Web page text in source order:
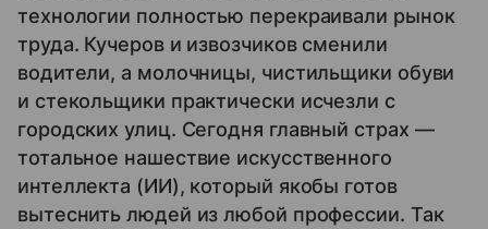
технологии полностью перекраивали рынок
труда. Кучеров и извозчиков сменили
водители, а молочницы, чистильщики обуви
и стекольщики практически исчезли с
городских улиц. Сегодня главный страх —
тотальное нашествие искусственного
интеллекта (ИИ), который якобы готов
вытеснить людей из любой профессии. Так